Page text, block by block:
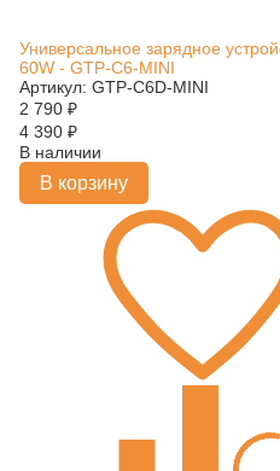
Универсальное зарядное
60W - GTP-C6-MINI
Артикул: GTP-C6D-MINI
2 790 ₽
4 390 ₽
В наличии
В корзину